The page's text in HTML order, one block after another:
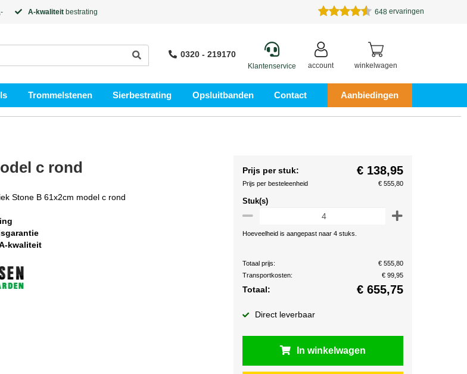
A-kwaliteit bestrating 648 ervaringen
0320 - 219170
Klantenservice account winkelwagen
Trommelstenen Sierbestrating Opsluitbanden Contact Aanbiedingen
c rond
Stone B 61x2cm model c rond
kwaliteit
Prijs per stuk: € 138,95
Prijs per besteleenheid € 555,80
Stuk(s)
Hoeveelheid is aangepast naar 4 stuks.
Totaal prijs:
€ 555,80
Transportkosten:
€ 99,95
Totaal: € 655,75
Direct leverbaar
In winkelwagen